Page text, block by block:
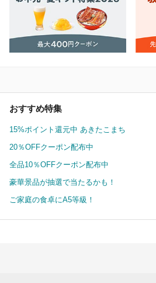
おすすめ特集
15%ポイント還元中 あきたこまち
20％OFFクーポン配布中
全品10％OFFクーポン配布中
豪華景品が抽選で当たるかも！
ご家庭の食卓にA5等級！